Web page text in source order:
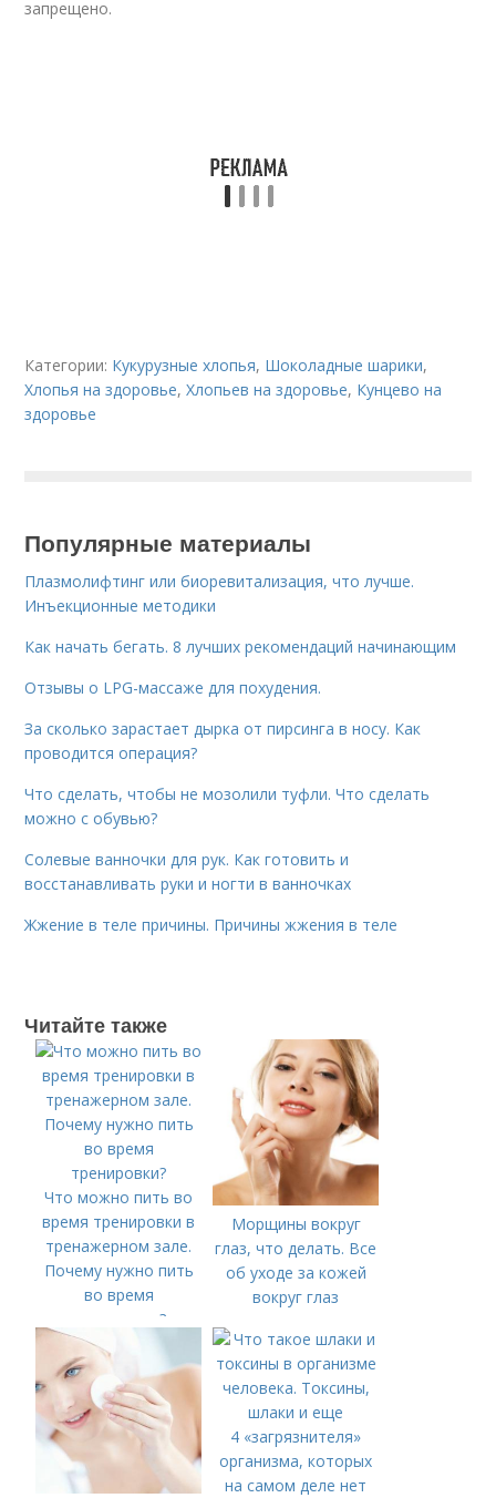
запрещено.
Категории: Кукурузные хлопья, Шоколадные шарики,
Хлопья на здоровье,Хлопьев на здоровье, Кунцево на
здоровье
Популярные материалы
Плазмолифтинг или биоревитализация, что лучше.
Инъекционные методики
Как начать бегать. 8 лучших рекомендаций начинающим
Отзывы о LPG-массаже для похудения.
За сколько зарастает дырка от пирсинга в носу. Как
проводится операция?
Что сделать, чтобы не мозолили туфли. Что сделать
можно с обувью?
Солевые ванночки для рук. Как готовить и
восстанавливать руки и ногти в ванночках
Жжение в теле причины. Причины жжения в теле
Читайте также
Что можно пить во
время тренировки в
тренажерном зале.
Почему нужно пить
во время
тренировки?
Морщины вокруг
глаз, что делать. Все
об уходе за кожей
вокруг глаз